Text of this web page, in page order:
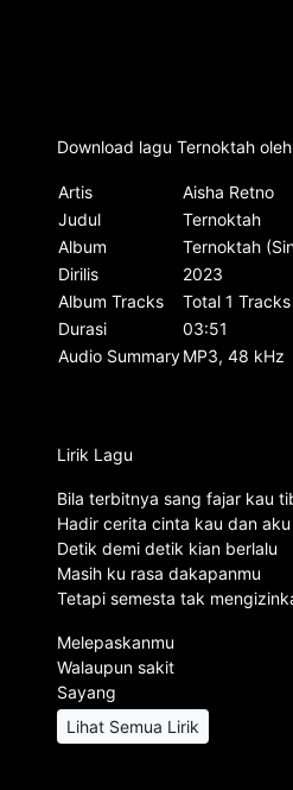
Download lagu Ternoktah
Artis
Aisha Retno
Judul
Ternoktah
Album
Ternoktah
Dirilis
2023
Album Tracks
Total 1 Tracks
Durasi
03:51
Audio SummaryMP3, 48 kHz
Lirik Lagu
Bila terbitnya sang fajar kau
Hadir cerita cinta kau dan aku
Detik demi detik kian berlalu
Masih ku rasa dakapanmu
Tetapi semesta tak
Melepaskanmu
Walaupun sakit
Sayang
Lihat Semua Lirik